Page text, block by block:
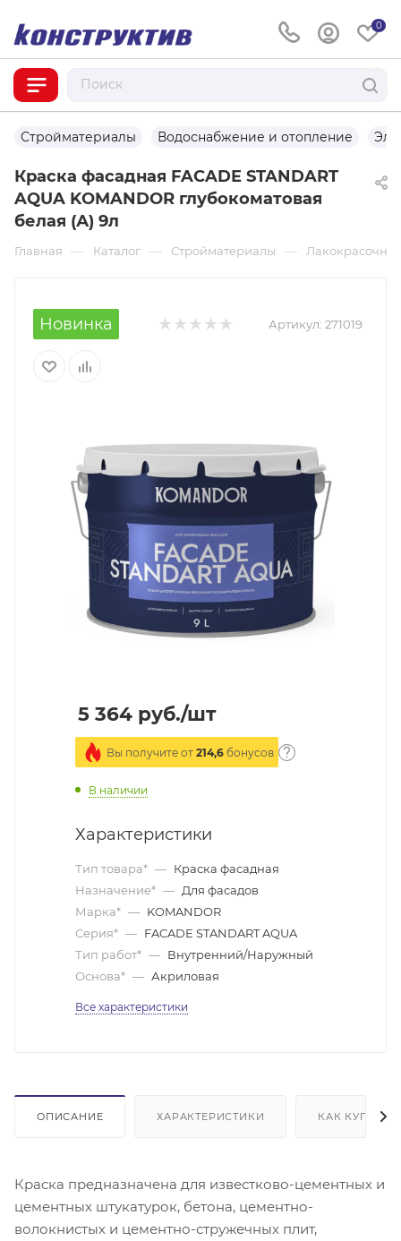
0
Стройматериалы Водоснабжение и отопление
Краска фасадная FACADE STANDART
AQUA KOMANDOR глубокоматовая
белая (А) 9л
Главная — Каталог — Стройматериалы —
Новинка Артикул: 271019
5 364 руб./шт
Вы получите от 214,6 бонусов
В наличии
Характеристики
Тип товара* — Краска фасадная
Назначение* — Для фасадов
Марка* — KOMANDOR
Серия* — FACADE STANDART AQUA
Тип работ* — Внутренний/Наружный
Основа* — Акриловая
Все характеристики
ОПИСАНИЕ ХАРАКТЕРИСТИКИ КАК КУПИТЬ
Краска предназначена для известково-цементных и
цементных штукатурок, бетона, цементно-
волокнистых и цементно-стружечных плит,